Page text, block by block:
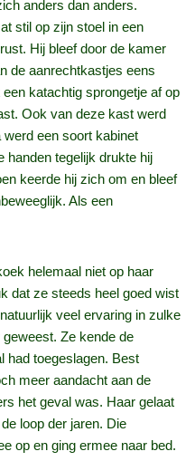
anders dan anders.
stil op zijn stoel in een
Hij bleef door de kamer
de aanrechtkastjes eens
katachtig sprongetje af op
Ook van deze kast werd
een soort kabinet
handen tegelijk drukte hij
keerde hij zich om en bleef
Als een
helemaal niet op haar
dat ze steeds heel goed wist
veel ervaring in zulke
Ze kende de
had toegeslagen. Best
meer aandacht aan de
het geval was. Haar gelaat
loop der jaren. Die
op en ging ermee naar bed.